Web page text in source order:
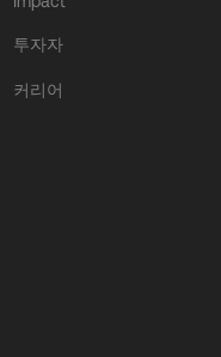
투자자
커리어